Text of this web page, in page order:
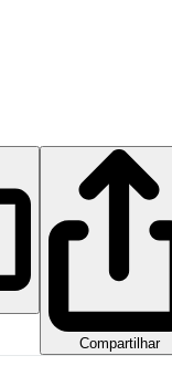
Compartilhar